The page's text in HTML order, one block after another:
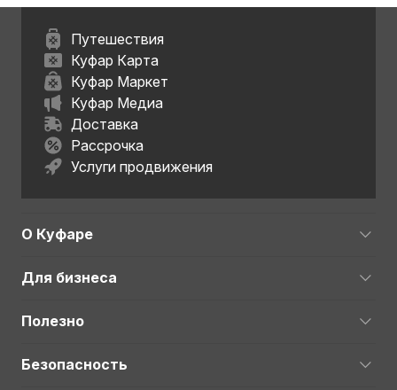
Путешествия
Куфар Карта
Куфар Маркет
Куфар Медиа
Доставка
Рассрочка
Услуги продвижения
О Куфаре
Для бизнеса
Полезно
Безопасность